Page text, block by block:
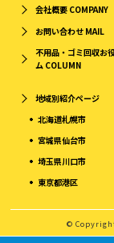
会社概要 COMPANY
お問い合わせ MAIL
不用品・ゴミ回収お
ム COLUMN
地域別紹介ページ
北海道札幌市
宮城県仙台市
埼玉県川口市
東京都港区
©